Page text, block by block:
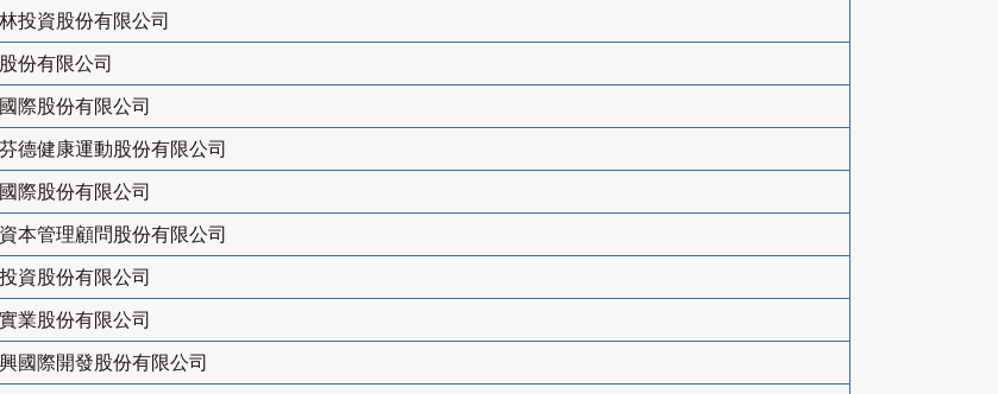
投資股份有限公司
份有限公司
際股份有限公司
德健康運動股份有限公司
際股份有限公司
本管理顧問股份有限公司
資股份有限公司
業股份有限公司
國際開發股份有限公司